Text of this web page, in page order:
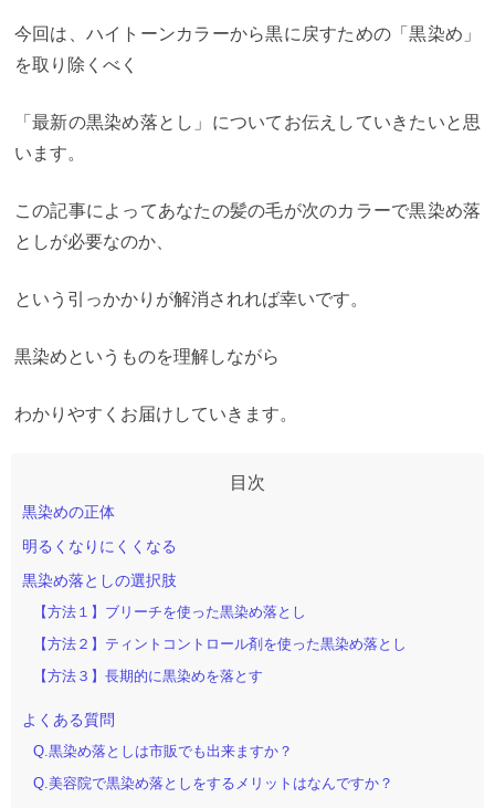
今回は、ハイトーンカラーから黒に戻すための「黒染め」
を取り除くべく
「最新の黒染め落とし」についてお伝えしていきたいと思
います。
この記事によってあなたの髪の毛が次のカラーで黒染め落
としが必要なのか、
という引っかかりが解消されれば幸いです。
黒染めというものを理解しながら
わかりやすくお届けしていきます。
黒染めの正体
明るくなりにくくなる
黒染め落としの選択肢
【方法１】ブリーチを使った黒染め落とし
【方法２】ティントコントロール剤を使った黒染め落とし
【方法３】長期的に黒染めを落とす
よくある質問
Q.黒染め落としは市販でも出来ますか？
Q.美容院で黒染め落としをするメリットはなんですか？